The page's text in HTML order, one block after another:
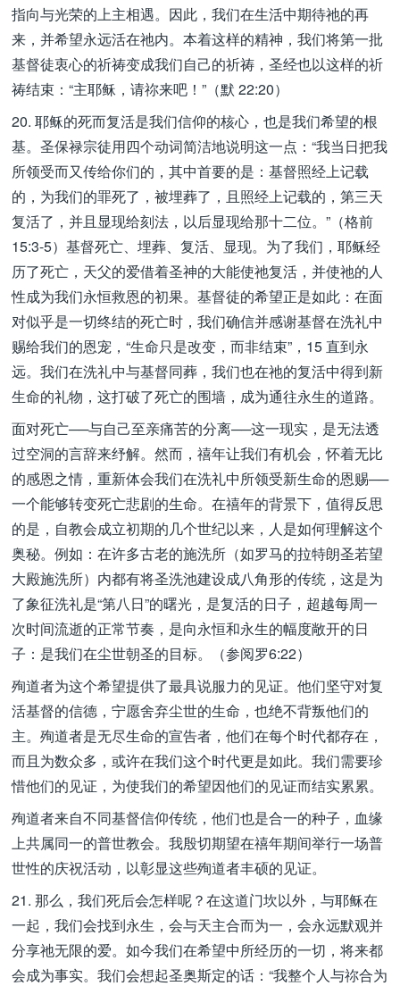
指向与光荣的上主相遇。因此，我们在生活中期待祂的再
来，并希望永远活在祂内。本着这样的精神，我们将第一批
基督徒衷心的祈祷变成我们自己的祈祷，圣经也以这样的祈
祷结束：“主耶稣，请祢来吧！”（默 22:20）
20. 耶稣的死而复活是我们信仰的核心，也是我们希望的根
基。圣保禄宗徒用四个动词简洁地说明这一点：“我当日把我
所领受而又传给你们的，其中首要的是：基督照经上记载
的，为我们的罪死了，被埋葬了，且照经上记载的，第三天
复活了，并且显现给刻法，以后显现给那十二位。”（格前
15:3-5）基督死亡、埋葬、复活、显现。为了我们，耶稣经
历了死亡，天父的爱借着圣神的大能使祂复活，并使祂的人
性成为我们永恒救恩的初果。基督徒的希望正是如此：在面
对似乎是一切终结的死亡时，我们确信并感谢基督在洗礼中
赐给我们的恩宠，“生命只是改变，而非结束”，15 直到永
远。我们在洗礼中与基督同葬，我们也在祂的复活中得到新
生命的礼物，这打破了死亡的围墙，成为通往永生的道路。
面对死亡──与自己至亲痛苦的分离──这一现实，是无法透
过空洞的言辞来纾解。然而，禧年让我们有机会，怀着无比
的感恩之情，重新体会我们在洗礼中所领受新生命的恩赐──
一个能够转变死亡悲剧的生命。在禧年的背景下，值得反思
的是，自教会成立初期的几个世纪以来，人是如何理解这个
奥秘。例如：在许多古老的施洗所（如罗马的拉特朗圣若望
大殿施洗所）内都有将圣洗池建设成八角形的传统，这是为
了象征洗礼是“第八日”的曙光，是复活的日子，超越每周一
次时间流逝的正常节奏，是向永恒和永生的幅度敞开的日
子：是我们在尘世朝圣的目标。（参阅罗6:22）
殉道者为这个希望提供了最具说服力的见证。他们坚守对复
活基督的信德，宁愿舍弃尘世的生命，也绝不背叛他们的
主。殉道者是无尽生命的宣告者，他们在每个时代都存在，
而且为数众多，或许在我们这个时代更是如此。我们需要珍
惜他们的见证，为使我们的希望因他们的见证而结实累累。
殉道者来自不同基督信仰传统，他们也是合一的种子，血缘
上共属同一的普世教会。我殷切期望在禧年期间举行一场普
世性的庆祝活动，以彰显这些殉道者丰硕的见证。
21. 那么，我们死后会怎样呢？在这道门坎以外，与耶稣在
一起，我们会找到永生，会与天主合而为一，会永远默观并
分享祂无限的爱。如今我们在希望中所经历的一切，将来都
会成为事实。我们会想起圣奥斯定的话：“我整个人与祢合为